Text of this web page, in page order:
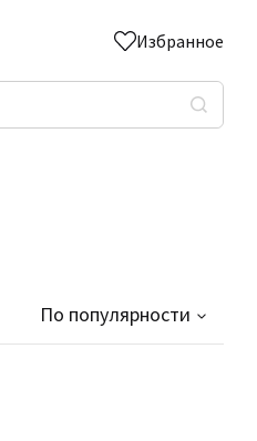
Избранное
По популярности